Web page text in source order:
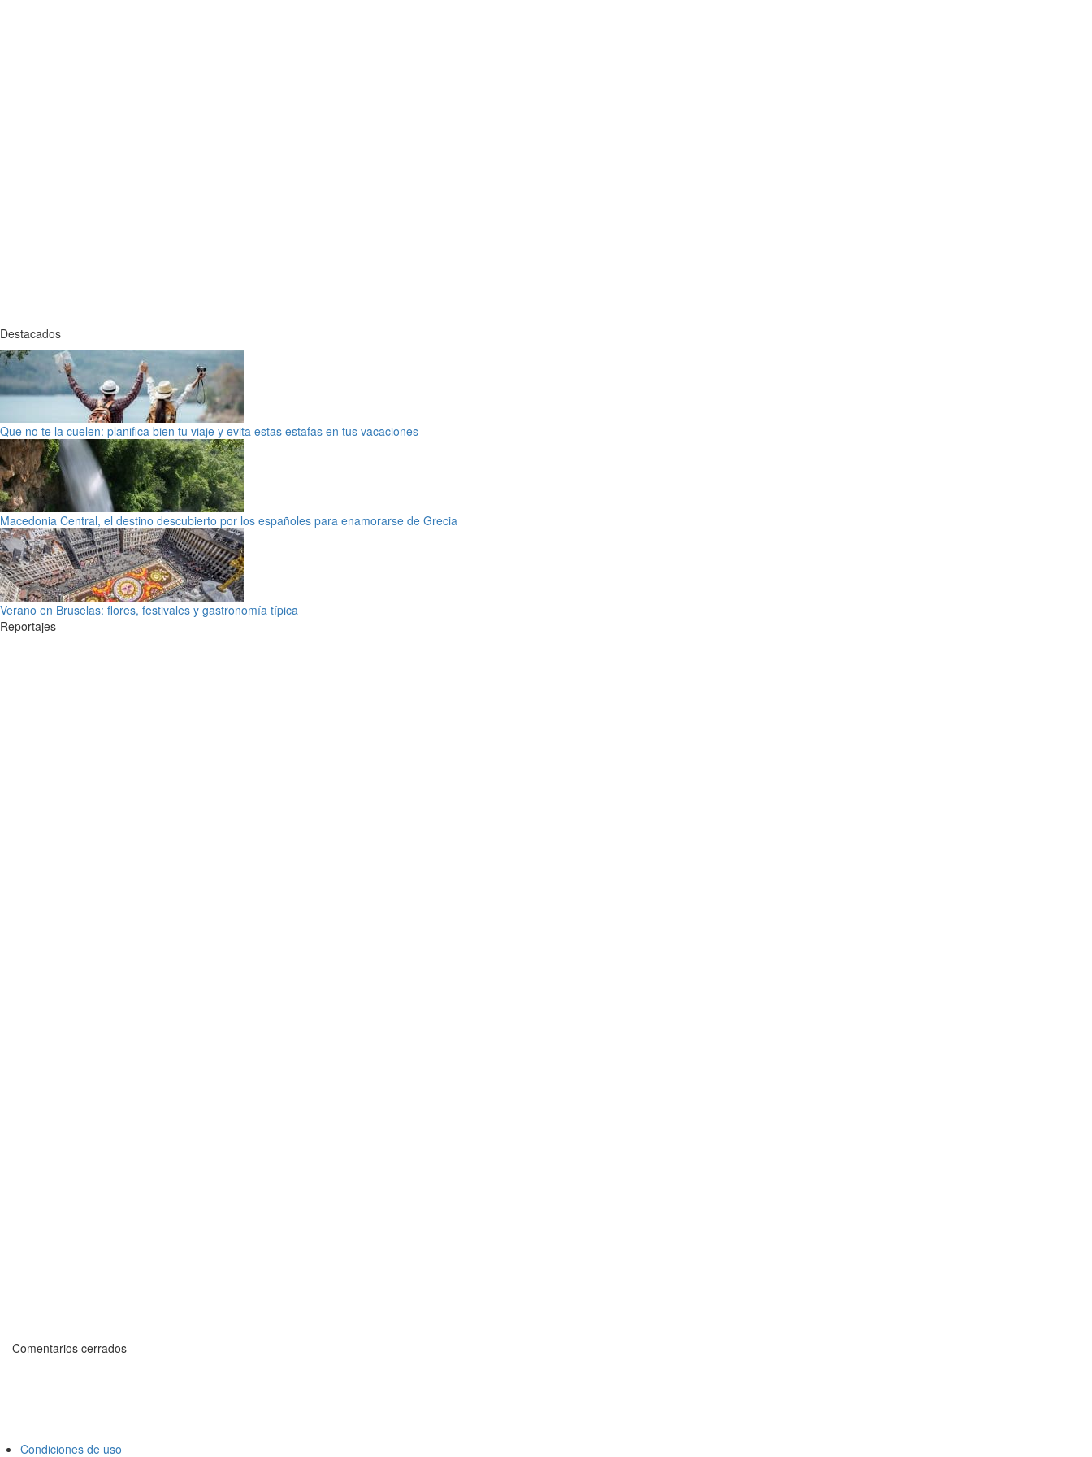
Destacados
Que no te la cuelen: planifica bien tu viaje y evita estas estafas en tus vacaciones
Macedonia Central, el destino descubierto por los españoles para enamorarse de Grecia
Verano en Bruselas: flores, festivales y gastronomía típica
Reportajes
Comentarios cerrados
Condiciones de uso